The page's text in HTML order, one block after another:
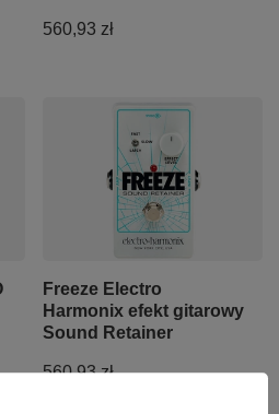
560,93 zł
Freeze Electro
Harmonix efekt gitarowy
Sound Retainer
560,93 zł